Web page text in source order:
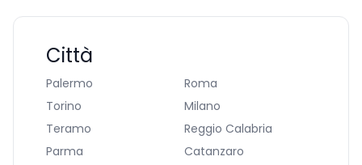
Città
Palermo
Roma
Torino
Milano
Teramo
Reggio Calabria
Parma
Catanzaro